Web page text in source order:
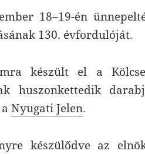
18–19-én
130. évfordulóját.
készült el a
huszonkettedik
aNyugati Jelen.
készülődve az